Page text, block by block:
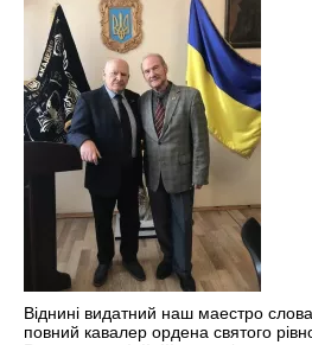
Віднині видатний наш маестро
повний кавалер ордена святого